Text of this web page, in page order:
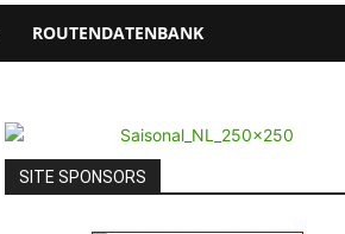
ROUTENDATENBANK
SITE SPONSORS